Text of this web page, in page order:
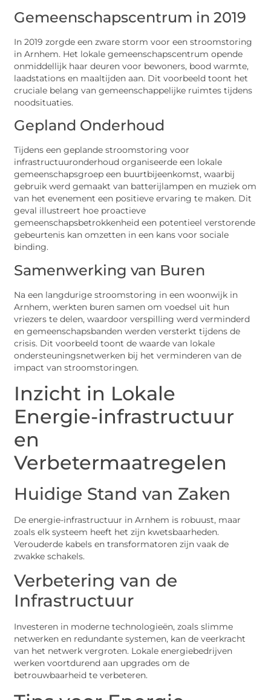
Gemeenschapscentrum in 2019
In 2019 zorgde een zware storm voor een stroomstoring
in Arnhem. Het lokale gemeenschapscentrum opende
onmiddellijk haar deuren voor bewoners, bood warmte,
laadstations en maaltijden aan. Dit voorbeeld toont het
cruciale belang van gemeenschappelijke ruimtes tijdens
noodsituaties.
Gepland Onderhoud
Tijdens een geplande stroomstoring voor
infrastructuuronderhoud organiseerde een lokale
gemeenschapsgroep een buurtbijeenkomst, waarbij
gebruik werd gemaakt van batterijlampen en muziek om
van het evenement een positieve ervaring te maken. Dit
geval illustreert hoe proactieve
gemeenschapsbetrokkenheid een potentieel verstorende
gebeurtenis kan omzetten in een kans voor sociale
binding.
Samenwerking van Buren
Na een langdurige stroomstoring in een woonwijk in
Arnhem, werkten buren samen om voedsel uit hun
vriezers te delen, waardoor verspilling werd verminderd
en gemeenschapsbanden werden versterkt tijdens de
crisis. Dit voorbeeld toont de waarde van lokale
ondersteuningsnetwerken bij het verminderen van de
impact van stroomstoringen.
Inzicht in Lokale
Energie-infrastructuur
en
Verbetermaatregelen
Huidige Stand van Zaken
De energie-infrastructuur in Arnhem is robuust, maar
zoals elk systeem heeft het zijn kwetsbaarheden.
Verouderde kabels en transformatoren zijn vaak de
zwakke schakels.
Verbetering van de
Infrastructuur
Investeren in moderne technologieën, zoals slimme
netwerken en redundante systemen, kan de veerkracht
van het netwerk vergroten. Lokale energiebedrijven
werken voortdurend aan upgrades om de
betrouwbaarheid te verbeteren.